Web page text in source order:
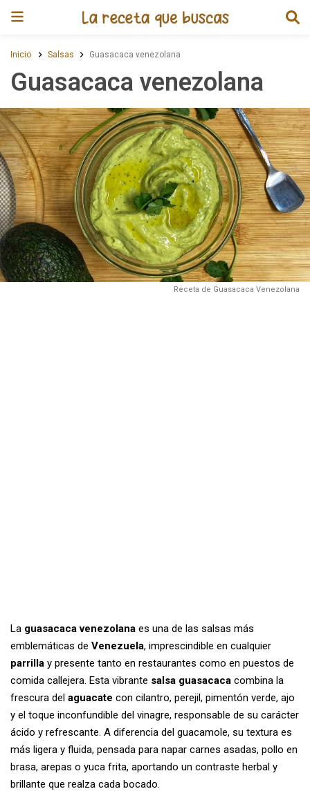
Inicio Salsas Guasacaca venezolana
Guasacaca venezolana
Receta de Guasacaca Venezolana
La guasacaca venezolana es una de las salsas más
emblemáticas de Venezuela, imprescindible en cualquier
parrilla y presente tanto en restaurantes como en puestos de
comida callejera. Esta vibrante salsa guasacaca combina la
frescura del aguacate con cilantro, perejil, pimentón verde, ajo
y el toque inconfundible del vinagre, responsable de su carácter
ácido y refrescante. A diferencia del guacamole, su textura es
más ligera y fluida, pensada para napar carnes asadas, pollo en
brasa, arepas o yuca frita, aportando un contraste herbal y
brillante que realza cada bocado.